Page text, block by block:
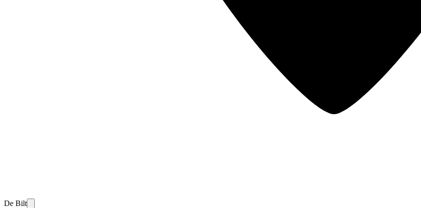
De Bilt